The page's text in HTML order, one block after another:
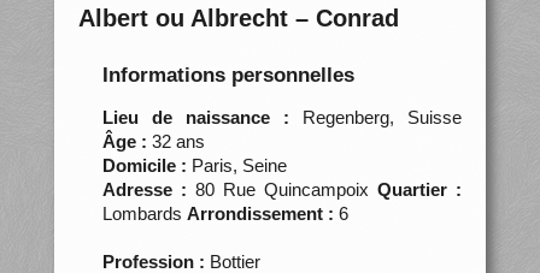
Albert ou Albrecht – Conrad
Informations personnelles
Lieu de naissance : Regenberg, Suisse
Âge : 32 ans
Domicile : Paris, Seine
Adresse : 80 Rue QuincampoixQuartier :
Lombards Arrondissement : 6
Profession : Bottier